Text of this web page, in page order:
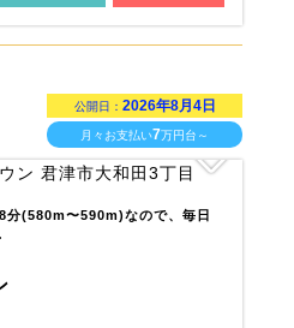
公開日： 2026年8月4日
月々お支払い7万円台～
分(580m〜590m)なので、毎日